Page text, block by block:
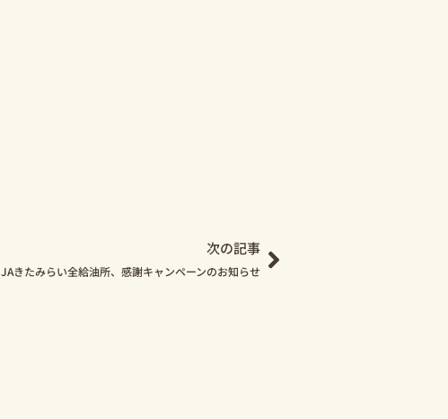
次の記事
JAきたみらい全給油所、感謝キャンペーンのお知らせ